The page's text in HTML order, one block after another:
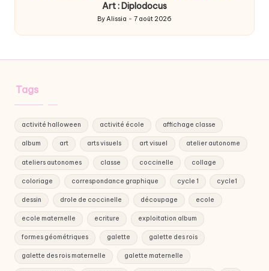
Art : Diplodocus
Posted
by
By Alissia 7 août 2026
Tags
activité halloween activité école affichage classe
album art arts visuels art visuel atelier autonome
ateliers autonomes classe coccinelle collage
coloriage correspondance graphique cycle 1 cycle1
dessin drole de coccinelle découpage ecole
ecole maternelle ecriture exploitation album
formes géométriques galette galette des rois
galette des rois maternelle galette maternelle